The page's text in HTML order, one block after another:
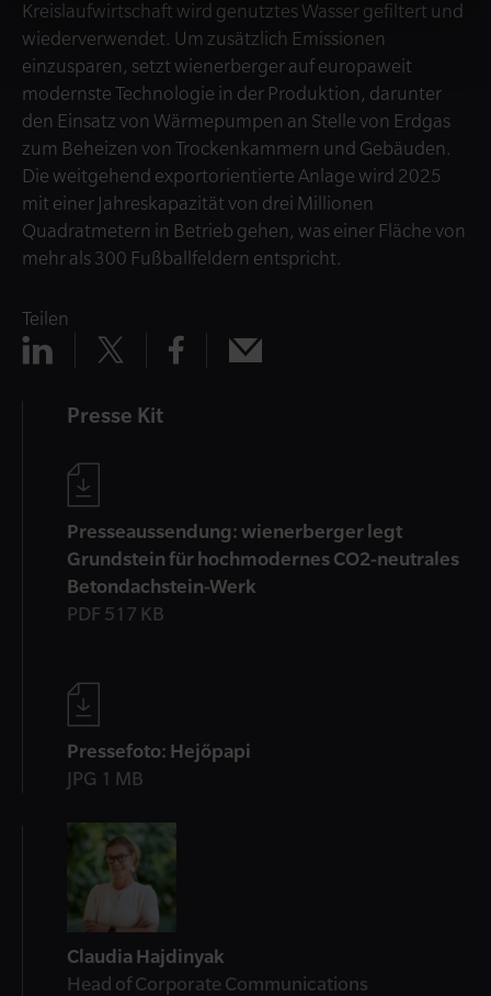
Kreislaufwirtschaft wird genutztes Wasser gefiltert und
wiederverwendet. Um zusätzlich Emissionen
einzusparen, setzt wienerberger auf europaweit
modernste Technologie in der Produktion, darunter
den Einsatz von Wärmepumpen an Stelle von Erdgas
zum Beheizen von Trockenkammern und Gebäuden.
Die weitgehend exportorientierte Anlage wird 2025
mit einer Jahreskapazität von drei Millionen
Quadratmetern in Betrieb gehen, was einer Fläche von
mehr als 300 Fußballfeldern entspricht.
Teilen
Teilen
linkedin
TeilenTeilen
facebook
Presse Kit
Presseaussendung: wienerberger legt
Grundstein für hochmodernes CO2-neutrales
Betondachstein-Werk
PDF 517 KB
Pressefoto: Hejőpapi
JPG 1 MB
Kontakt
Claudia Hajdinyak
Head of Corporate Communications